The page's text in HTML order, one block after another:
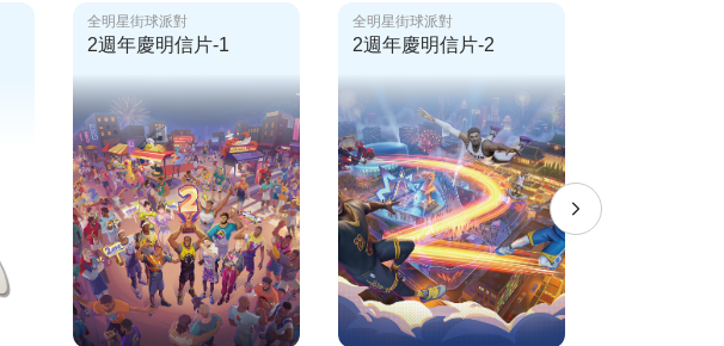
全明星街球派對
2週年慶明信片-1
全明星街球派對
2週年慶明信片-2